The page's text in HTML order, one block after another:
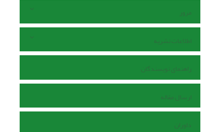
مرور
اطلاعات نشریه
راهنمای نویسندگان
ارسال مقاله
داوران